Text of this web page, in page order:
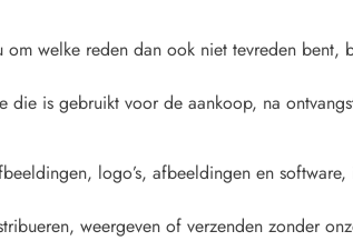
welke reden dan ook niet tevreden bent,
is gebruikt voor de aankoop, na
logo’s, afbeeldingen en
weergeven of verzenden zonder